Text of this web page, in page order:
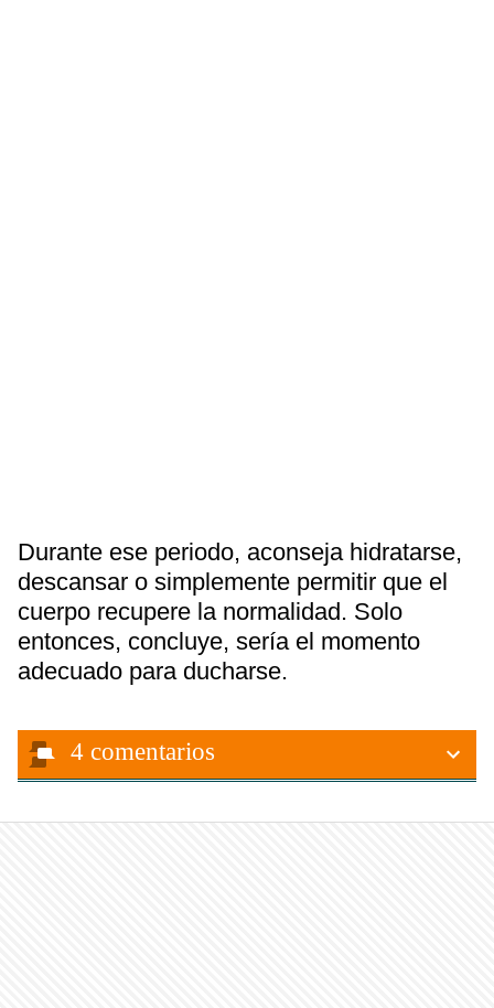
Durante ese periodo, aconseja hidratarse,
descansar o simplemente permitir que el
cuerpo recupere la normalidad. Solo
entonces, concluye, sería el momento
adecuado para ducharse.
4 comentarios